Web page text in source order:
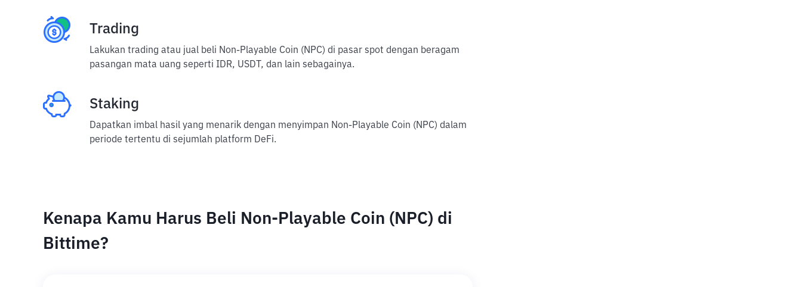
Trading
Lakukan trading atau jual beli Non-Playable Coin (NPC) di pasar spot dengan beragam
pasangan mata uang seperti IDR, USDT, dan lain sebagainya.
Staking
Dapatkan imbal hasil yang menarik dengan menyimpan Non-Playable Coin (NPC) dalam
periode tertentu di sejumlah platform DeFi.
Kenapa Kamu Harus Beli Non-Playable Coin (NPC) di
Bittime?